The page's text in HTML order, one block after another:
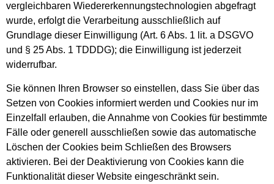
vergleichbaren Wiedererkennungstechnologien abgefragt
wurde, erfolgt die Verarbeitung ausschließlich auf
Grundlage dieser Einwilligung (Art. 6 Abs. 1 lit. a DSGVO
und § 25 Abs. 1 TDDDG); die Einwilligung ist jederzeit
widerrufbar.
Sie können Ihren Browser so einstellen, dass Sie über das
Setzen von Cookies informiert werden und Cookies nur im
Einzelfall erlauben, die Annahme von Cookies für bestimmte
Fälle oder generell ausschließen sowie das automatische
Löschen der Cookies beim Schließen des Browsers
aktivieren. Bei der Deaktivierung von Cookies kann die
Funktionalität dieser Website eingeschränkt sein.